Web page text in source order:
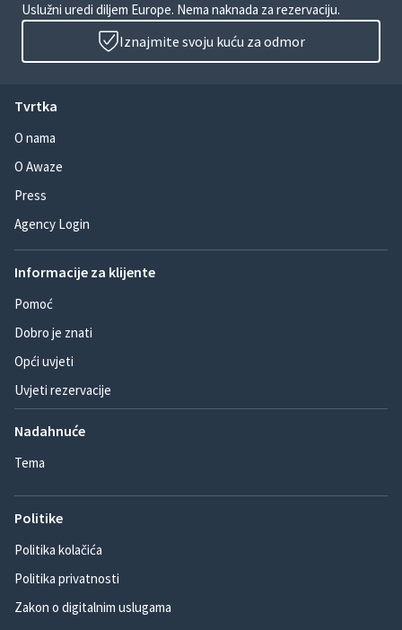
Uslužni uredi diljem Europe. Nema naknada za rezervaciju.
Iznajmite svoju kuću za odmor
Tvrtka
O nama
O Awaze
Press
Agency Login
Informacije za klijente
Pomoć
Dobro je znati
Opći uvjeti
Uvjeti rezervacije
Nadahnuće
Tema
Politike
Politika kolačića
Politika privatnosti
Zakon o digitalnim uslugama